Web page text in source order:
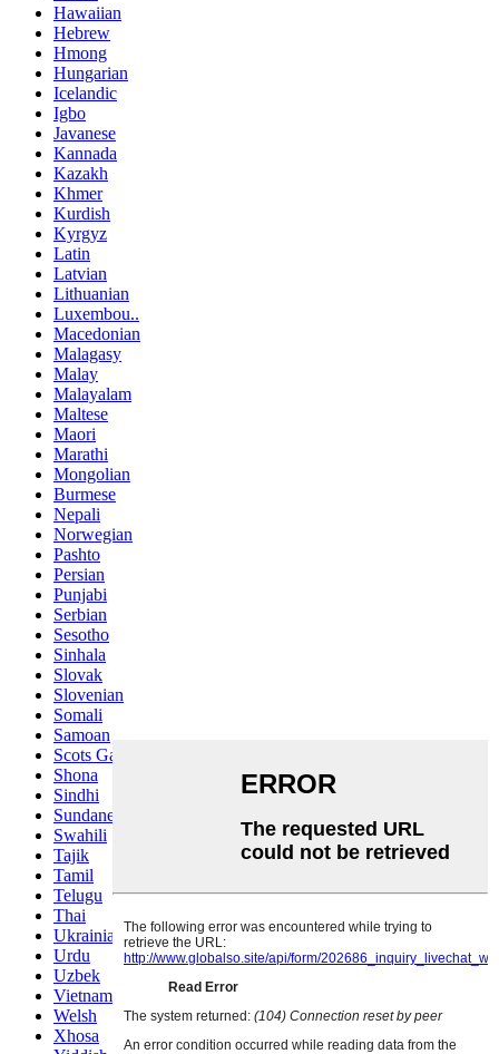
Hawaiian
Hebrew
Hmong
Hungarian
Icelandic
Igbo
Javanese
Kannada
Kazakh
Khmer
Kurdish
Kyrgyz
Latin
Latvian
Lithuanian
Luxembou..
Macedonian
Malagasy
Malay
Malayalam
Maltese
Maori
Marathi
Mongolian
Burmese
Nepali
Norwegian
Pashto
Persian
Punjabi
Serbian
Sesotho
Sinhala
Slovak
Slovenian
Somali
Samoan
Scots Gaelic
Shona
Sindhi
Sundanese
Swahili
Tajik
Tamil
Telugu
Thai
Ukrainian
Urdu
Uzbek
Vietnamese
Welsh
Xhosa